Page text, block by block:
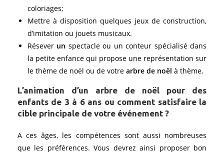
coloriages;
Mettre à disposition quelques jeux de construction,
d’imitation ou jouets musicaux.
Résever un spectacle ou un conteur spécialisé dans
la petite enfance qui propose une représentation sur
le thème de noël ou de votre arbre de noël à thème.
L’animation d’un arbre de noël pour des
enfants de 3 à 6 ans ou comment satisfaire la
cible principale de votre événement ?
A ces âges, les compétences sont aussi nombreuses
que les préférences. Vous devrez ainsi proposer bon